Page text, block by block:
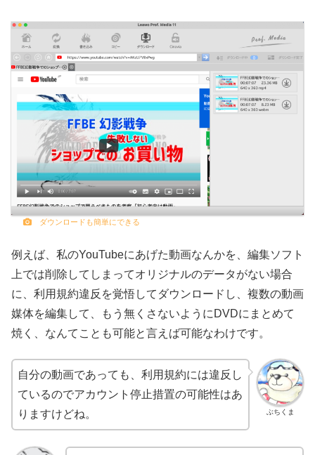
ダウンロードも簡単にできる
例えば、私のYouTubeにあげた動画なんかを、編集ソフト
上では削除してしまってオリジナルのデータがない場合
に、利用規約違反を覚悟してダウンロードし、複数の動画
媒体を編集して、もう無くさないようにDVDにまとめて
焼く、なんてことも可能と言えば可能なわけです。
ぶちくま
自分の動画であっても、利用規約には違反し
ているのでアカウント停止措置の可能性はあ
りますけどね。